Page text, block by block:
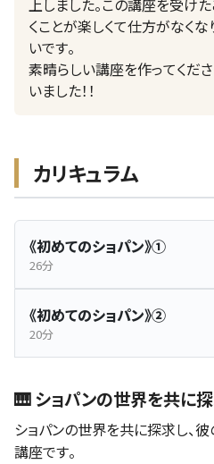
上しました。この講座を受け
くことが楽しくて仕方がなく
いです。
素晴らしい講座を作ってくだ
いました！！
カリキュラム
《初めてのショパン》①
26分
《初めてのショパン》②
20分
🎹 ショパンの世界を共に探
ショパンの世界を共に探求し、
講座です。